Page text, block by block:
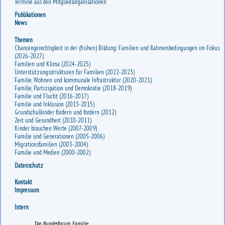
Termine aus den Mitgliedsorganisationen
Publikationen
News
Themen
Chancengerechtigkeit in der (frühen) Bildung: Familien und Rahmenbedingungen im Fokus
(2026-2027)
Familien und Klima (2024-2025)
Unterstützungsstrukturen für Familien (2022-2023)
Familie, Wohnen und kommunale Infrastruktur (2020-2021)
Familie, Partizipation und Demokratie (2018-2019)
Familie und Flucht (2016-2017)
Familie und Inklusion (2013-2015)
Grundschulkinder fördern und fordern (2012)
Zeit und Gesundheit (2010-2011)
Kinder brauchen Werte (2007-2009)
Familie und Generationen (2005-2006)
Migrationsfamilien (2003-2004)
Familie und Medien (2000-2002)
Datenschutz
Kontakt
Impressum
Intern
Das Bundesforum Familie